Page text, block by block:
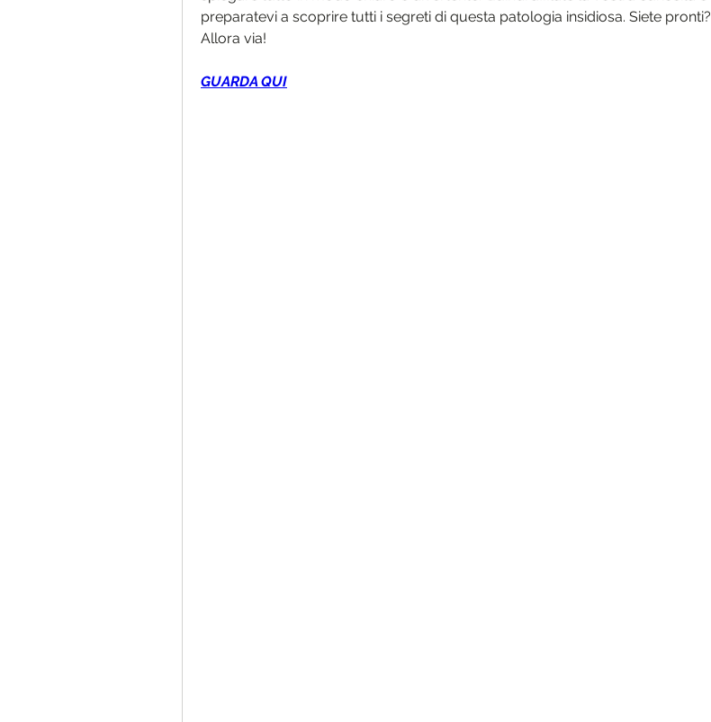
preparatevi a scoprire tutti i segreti di questa patologia insidiosa. Siete pronti?
Allora via!
GUARDA QUI